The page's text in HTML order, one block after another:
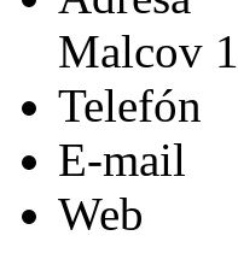
Malcov
Telefón
E-mail
Web